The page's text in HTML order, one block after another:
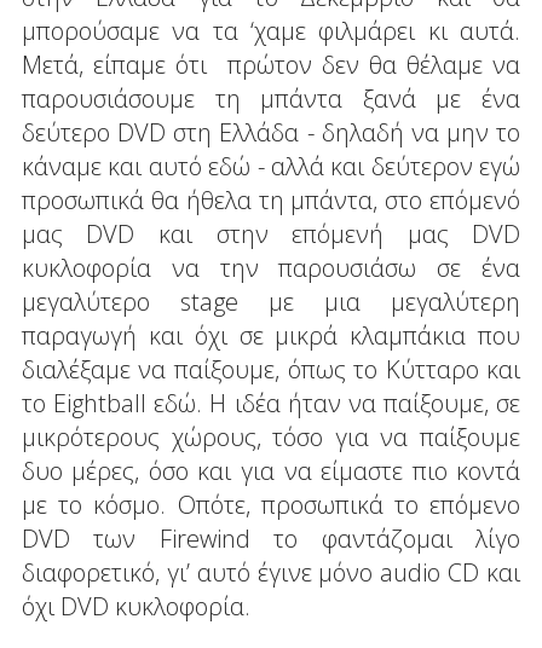
μπορούσαμε να τα ‘χαμε φιλμάρει κι αυτά.
Μετά, είπαμε ότι πρώτον δεν θα θέλαμε να
παρουσιάσουμε τη μπάντα ξανά με ένα
δεύτερο DVD στη Ελλάδα - δηλαδή να μην το
κάναμε και αυτό εδώ - αλλά και δεύτερον εγώ
προσωπικά θα ήθελα τη μπάντα, στο επόμενό
μας DVD και στην επόμενή μας DVD
κυκλοφορία να την παρουσιάσω σε ένα
μεγαλύτερο stage με μια μεγαλύτερη
παραγωγή και όχι σε μικρά κλαμπάκια που
διαλέξαμε να παίξουμε, όπως το Κύτταρο και
το Eightball εδώ. Η ιδέα ήταν να παίξουμε, σε
μικρότερους χώρους, τόσο για να παίξουμε
δυο μέρες, όσο και για να είμαστε πιο κοντά
με το κόσμο. Οπότε, προσωπικά το επόμενο
DVD των Firewind το φαντάζομαι λίγο
διαφορετικό, γι’ αυτό έγινε μόνο audio CD και
όχι DVD κυκλοφορία.